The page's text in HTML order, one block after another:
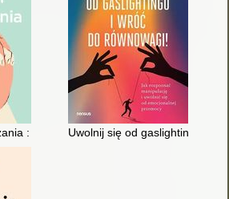
: jak stworzyć głębokie relacje i
Uwolnij się od gaslightingu i